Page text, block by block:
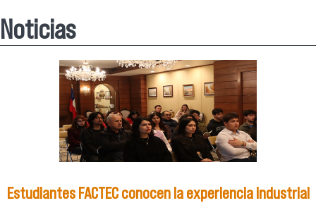
Noticias
Estudiantes FACTEC conocen la experiencia industrial